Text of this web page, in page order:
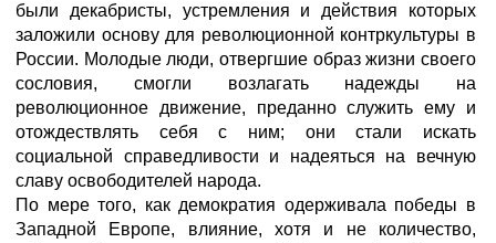
были декабристы, устремления и действия которых
заложили основу для революционной контркультуры в
России. Молодые люди, отвергшие образ жизни своего
сословия, смогли возлагать надежды на
революционное движение, преданно служить ему и
отождествлять себя с ним; они стали искать
социальной справедливости и надеяться на вечную
славу освободителей народа.
По мере того, как демократия одерживала победы в
Западной Европе, влияние, хотя и не количество,